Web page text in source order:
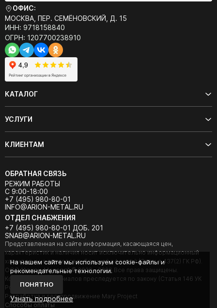
ОФИС:
МОСКВА, ПЕР. СЕМЁНОВСКИЙ, Д. 15
ИНН: 9718158840
ОГРН: 1207700238910
КАТАЛОГ
УСЛУГИ
КЛИЕНТАМ
ОБРАТНАЯ СВЯЗЬ
РЕЖИМ РАБОТЫ
С 9:00-18:00
+7 (495) 980-80-01
INFO@ARION-METAL.RU
ОТДЕЛ СНАБЖЕНИЯ
+7 (495) 980-80-01 ДОБ. 201
SNAB@ARION-METAL.RU
Представленная на сайте информация, касающаяся цен,
характеристик и наличия носит исключительно информационный
характер и не является публичной офертой (Статья 437(2) ГК РФ).
ООО "Арион-Металл" © 2020 - 2026 Все права защищены.
Копирование материалов преследуется по закону (Статья 146 УК
РФ).
Разработка и seo-продвижение Mary Project
Cпособы оплаты
На нашем сайте мы используем cookie-файлы и
рекомендательные технологии.
ПОНЯТНО
Узнать подробнее